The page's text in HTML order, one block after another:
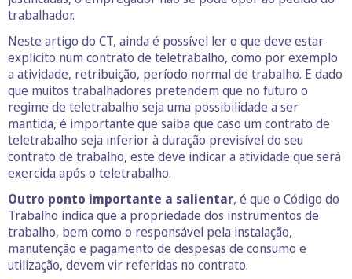
trabalhador.
Neste artigo do CT, ainda é possível ler o que deve estar
explicito num contrato de teletrabalho, como por exemplo
a atividade, retribuição, período normal de trabalho. E dado
que muitos trabalhadores pretendem que no futuro o
regime de teletrabalho seja uma possibilidade a ser
mantida, é importante que saiba que caso um contrato de
teletrabalho seja inferior à duração previsível do seu
contrato de trabalho, este deve indicar a atividade que será
exercida após o teletrabalho.
Outro ponto importante a salientar, é que o Código do
Trabalho indica que a propriedade dos instrumentos de
trabalho, bem como o responsável pela instalação,
manutenção e pagamento de despesas de consumo e
utilização, devem vir referidas no contrato.